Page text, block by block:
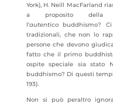
York), H. Neill MacFarland
a proposito della
l’autentico buddhismo?
tradizionali, che non lo
persone che devono
fatto che il primo
ospite speciale sia stato
buddhismo? Di questi
193).
Non si può peraltro